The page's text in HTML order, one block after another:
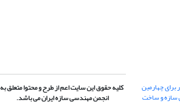
چهارمین
سازه و ساخت
کلیه حقوق این سایت اعم از طرح و محتوا متعلق به
انجمن مهندسی سازه ایران می باشد.